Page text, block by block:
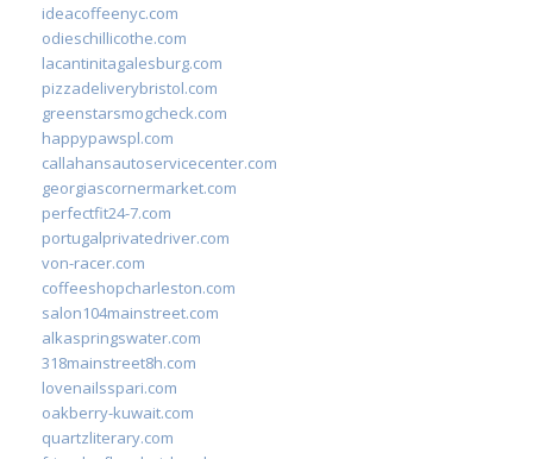
ideacoffeenyc.com
odieschillicothe.com
lacantinitagalesburg.com
pizzadeliverybristol.com
greenstarsmogcheck.com
happypawspl.com
callahansautoservicecenter.com
georgiascornermarket.com
perfectfit24-7.com
portugalprivatedriver.com
von-racer.com
coffeeshopcharleston.com
salon104mainstreet.com
alkaspringswater.com
318mainstreet8h.com
lovenailsspari.com
oakberry-kuwait.com
quartzliterary.com